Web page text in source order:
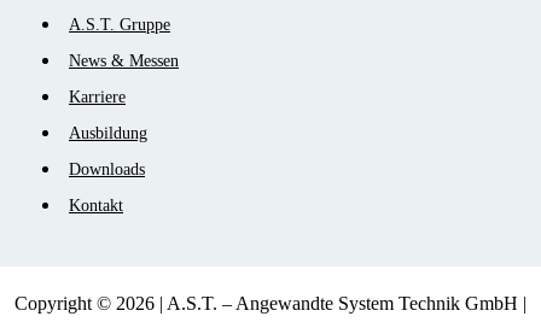
Navigation
überspringen
A.S.T. Gruppe
News & Messen
Karriere
Ausbildung
Downloads
Kontakt
Copyright © 2026 | A.S.T. – Angewandte System Technik GmbH |